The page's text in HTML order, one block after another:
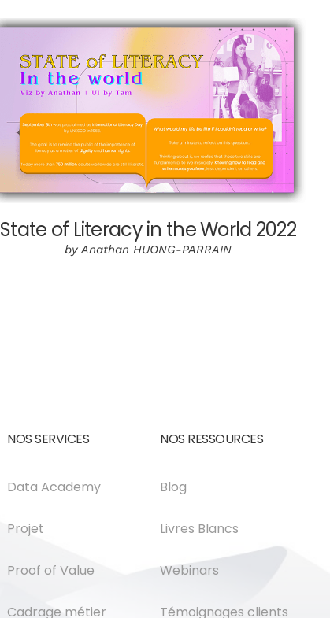
State of Literacy in the World 2022
by Anathan HUONG-PARRAIN
NOS SERVICES
Data Academy
Projet
Proof of Value
Cadrage métier
NOS RESSOURCES
Blog
Livres Blancs
Webinars
Témoignages clients